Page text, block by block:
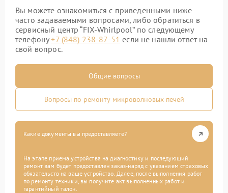
Вы можете ознакомиться с приведенными ниже
часто задаваемыми вопросами, либо обратиться в
сервисный центр “FIX-Whirlpool” по следующему
телефону+7 (848) 238-87-51 если не нашли ответ на
свой вопрос.
Общие вопросы
Вопросы по ремонту микроволновых печей
Какие документы вы предоставляете?
На этапе приема устройства на диагностику и последующий
ремонт вам будет предоставлен заказ-наряд с указанием страховых
обязательств на ваше устройство. Далее, после выполнения работ
по ремонту техники, вы получите акт выполненных работ и
гарантийный талон.